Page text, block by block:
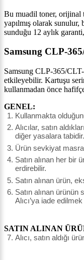
Bu muadil toner, orijinal
yapılmış olarak
sunduğu 12 aylık
Samsung CLP-
Samsung CLP-365/
etkileyebilir. Kartuşu
kullanmadan önce
GENEL:
Kullanmakta
Alıcılar, satın
diğer yasalara tabidir.
Ürün sevkiyat
Satın alınan her bir
erdirebilir.
Satın alınan ürün,
Satın alınan ürünün
Alıcı’ya iade
SATIN ALINAN
Alıcı, satın aldığı